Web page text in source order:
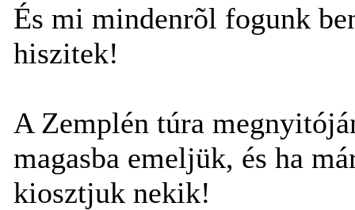
És mi mindenrõl fogunk
hiszitek!
A Zemplén túra
magasba emeljük, és ha
kiosztjuk nekik!